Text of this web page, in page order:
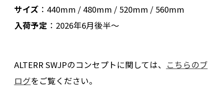
サイズ：440mm / 480mm / 520mm / 560mm
入荷予定 ：2026年6月後半〜
ALTERR SWJPのコンセプトに関しては、 こちらのブ
ログをご覧ください。